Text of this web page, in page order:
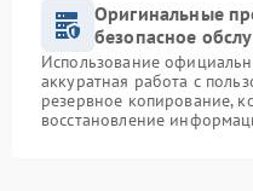
Оригинальные
безопасное
Использование
аккуратная работа с
резервное копирование,
восстановление